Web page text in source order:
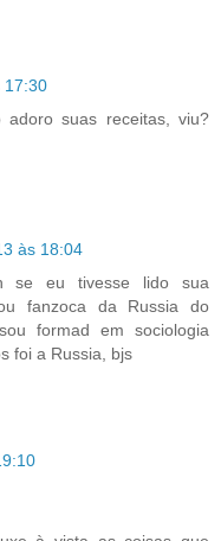
17:30
adoro suas receitas, viu?
às 18:04
se eu tivesse lido sua
fanzoca da Russia do
formad em sociologia
foi a Russia, bjs